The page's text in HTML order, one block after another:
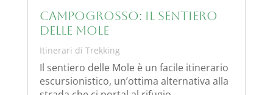
Campogrosso: Il sentiero
delle Mole
Itinerari di Trekking
Il sentiero delle Mole è un facile itinerario
escursionistico, un’ottima alternativa alla